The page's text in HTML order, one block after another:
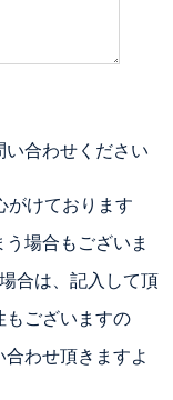
い合わせください
がけております
場合もございま
合は、記入して頂
もございますの
わせ頂きますよ